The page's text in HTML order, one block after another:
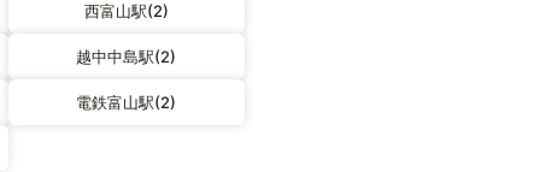
西富山駅(2)
越中中島駅(2)
電鉄富山駅(2)